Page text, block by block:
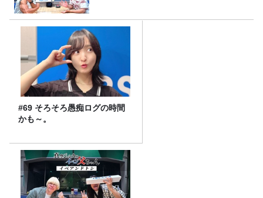
#69 そろそろ愚痴ログの時間
かも～。